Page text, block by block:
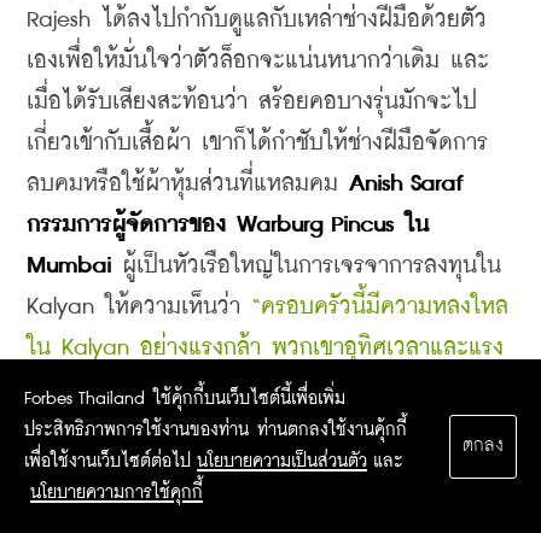
Rajesh ได้ลงไปกำกับดูแลกับเหล่าช่างฝีมือด้วยตัว
เองเพื่อให้มั่นใจว่าตัวล็อกจะแน่นหนากว่าเดิม และ
เมื่อได้รับเสียงสะท้อนว่า สร้อยคอบางรุ่นมักจะไป
เกี่ยวเข้ากับเสื้อผ้า เขาก็ได้กำชับให้ช่างฝีมือจัดการ
ลบคมหรือใช้ผ้าหุ้มส่วนที่แหลมคม Anish Saraf
กรรมการผู้จัดการของ Warburg Pincus ใน
Mumbai ผู้เป็นหัวเรือใหญ่ในการเจรจาการลงทุนใน
Kalyan ให้ความเห็นว่า “ครอบครัวนี้มีความหลงใหล
ใน Kalyan อย่างแรงกล้า พวกเขาอุทิศเวลาและแรง
กายแรงใจทั้งหมดไปกับการขยายขนาดธุรกิจและการ
พัฒนาองค์กรให้ดียิ่งขึ้น”
สำหรับ Kalyanaraman ลูกค้ามีความสำคัญ
Forbes Thailand ใช้คุ้กกี้บนเว็บไซต์นี้เพื่อเพิ่ม
ประสิทธิภาพการใช้งานของท่าน ท่านตกลงใช้งานคุ้กกี้
เพื่อใช้งานเว็บไซต์ต่อไป นโยบายความเป็นส่วนตัว และ
นโยบายความการใช้คุกกี้
ตกลง